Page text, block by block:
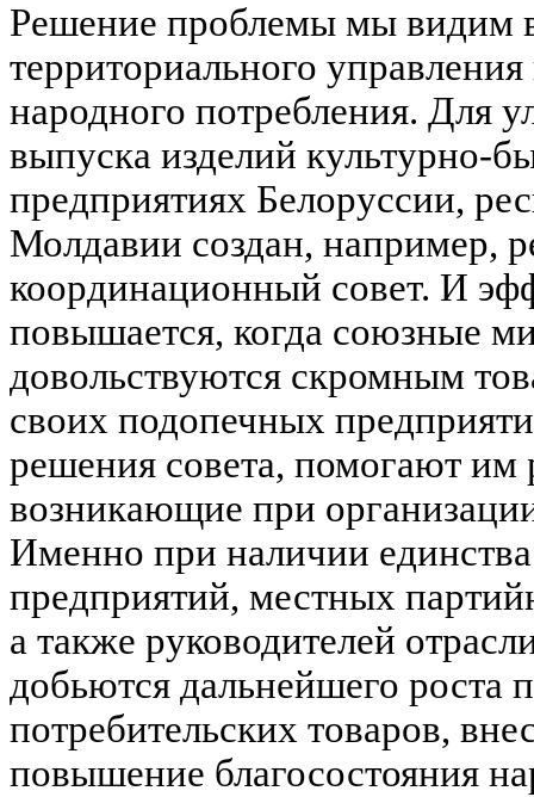
Решение проблемы мы видим
территориального
народного потребления. Для
выпуска изделий культурно-
предприятиях Белоруссии,
Молдавии создан, например,
координационный совет. И
повышается, когда союзные
довольствуются скромным
своих подопечных
решения совета, помогают им
возникающие при
Именно при наличии
предприятий, местных
а также руководителей
добьются дальнейшего роста
потребительских товаров,
повышение благосостояния